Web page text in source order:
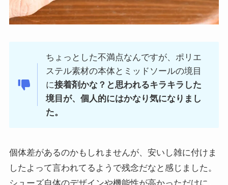
ちょっとした不満点なんですが、ポリエ
ステル素材の本体とミッドソールの境目
に接着剤かな？と思われるキラキラした
境目が、個人的にはかなり気になりまし
た。
個体差があるのかもしれませんが、安いし雑に付けま
したよって言われてるようで残念だなと感じました。